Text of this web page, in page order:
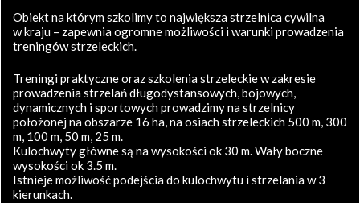
Obiekt na którym szkolimy to największa strzelnica cywilna
w kraju – zapewnia ogromne możliwości i warunki prowadzenia
treningów strzeleckich.
Treningi praktyczne oraz szkolenia strzeleckie w zakresie
prowadzenia strzelań długodystansowych, bojowych,
dynamicznych i sportowych prowadzimy na strzelnicy
położonej na obszarze 16 ha, na osiach strzeleckich 500 m, 300
m, 100 m, 50 m, 25 m.
Kulochwyty główne są na wysokości ok 30 m. Wały boczne
wysokości ok 3.5 m.
Istnieje możliwość podejścia do kulochwytu i strzelania w 3
kierunkach.